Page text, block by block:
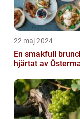
22 maj 2024
En smakfull
hjärtat av